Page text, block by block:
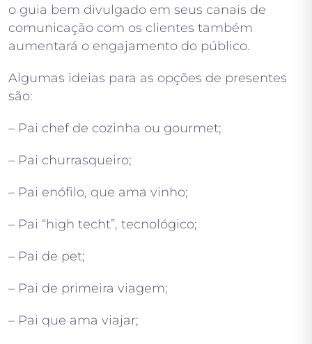
o guia bem divulgado em seus canais de
comunicação com os clientes também
aumentará o engajamento do público.
Algumas ideias para as opções de presentes
são:
– Pai chef de cozinha ou gourmet;
– Pai churrasqueiro;
– Pai enófilo, que ama vinho;
– Pai “high techt”, tecnológico;
– Pai de pet;
– Pai de primeira viagem;
– Pai que ama viajar;